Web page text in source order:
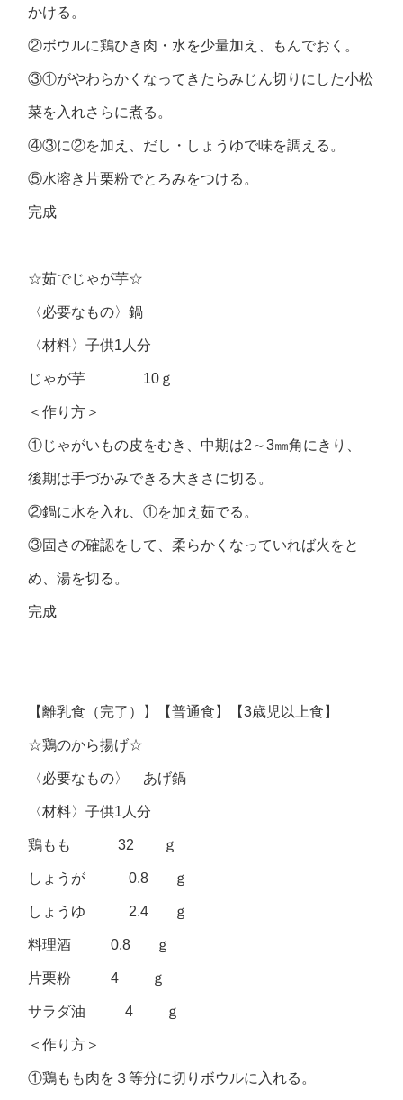
かける。
②ボウルに鶏ひき肉・水を少量加え、もんでおく。
③①がやわらかくなってきたらみじん切りにした小松
菜を入れさらに煮る。
④③に②を加え、だし・しょうゆで味を調える。
⑤水溶き片栗粉でとろみをつける。
完成
☆茹でじゃが芋☆
〈必要なもの〉鍋
〈材料〉子供1人分
じゃが芋 10ｇ
＜作り方＞
①じゃがいもの皮をむき、中期は2～3㎜角にきり、
後期は手づかみできる大きさに切る。
②鍋に水を入れ、①を加え茹でる。
③固さの確認をして、柔らかくなっていれば火をと
め、湯を切る。
完成
【離乳食（完了）】【普通食】【3歳児以上食】
☆鶏のから揚げ☆
〈必要なもの〉 あげ鍋
〈材料〉子供1人分
鶏もも 32 ｇ
しょうが 0.8 ｇ
しょうゆ 2.4 ｇ
料理酒 0.8 ｇ
片栗粉 4 ｇ
サラダ油 4 ｇ
＜作り方＞
①鶏もも肉を３等分に切りボウルに入れる。